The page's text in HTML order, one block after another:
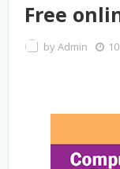
Free
byAdmin